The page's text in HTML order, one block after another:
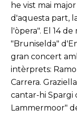
he vist mai
d'aquesta part,
l'òpera". El 14
"Bruniselda"
gran concert
intèrprets:
Carrera.
cantar-hi Spargi
Lammermoor"